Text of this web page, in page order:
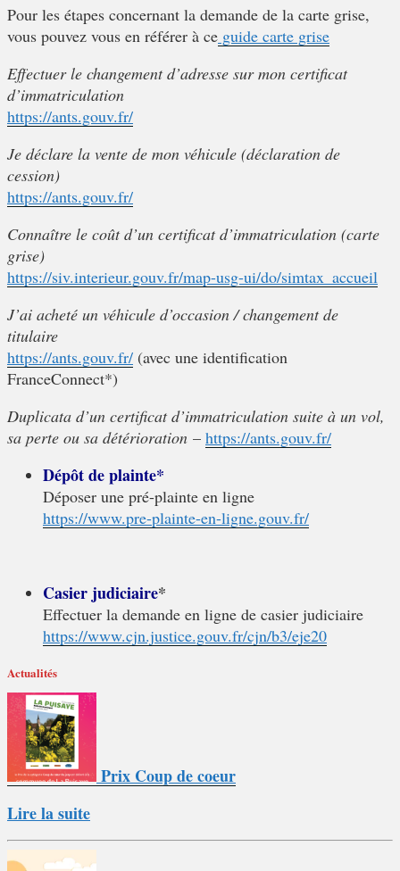
Pour les étapes concernant la demande de la carte grise,
vous pouvez vous en référer à ce guide carte grise
Effectuer le changement d’adresse sur mon certificat
d’immatriculation
https://ants.gouv.fr/
Je déclare la vente de mon véhicule (déclaration de
cession)
https://ants.gouv.fr/
Connaître le coût d’un certificat d’immatriculation (carte
grise)
https://siv.interieur.gouv.fr/map-usg-ui/do/simtax_accueil
J’ai acheté un véhicule d’occasion / changement de
titulaire
https://ants.gouv.fr/ (avec une identification
FranceConnect*)
Duplicata d’un certificat d’immatriculation suite à un vol,
sa perte ou sa détérioration – https://ants.gouv.fr/
Dépôt de plainte*
Déposer une pré-plainte en ligne
https://www.pre-plainte-en-ligne.gouv.fr/
Casier judiciaire*
Effectuer la demande en ligne de casier judiciaire
https://www.cjn.justice.gouv.fr/cjn/b3/eje20
Actualités
Prix Coup de coeur
Lire la suite